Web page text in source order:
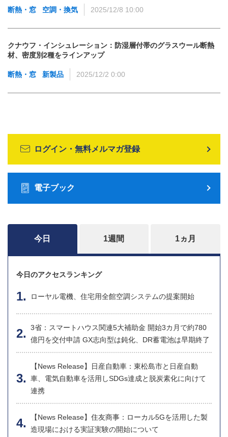
断熱・窓 空調・換気 2025/12/8 10:00
クナウフ・インシュレーション：防湿層付帯のグラスウール断熱
材、密度別2種をラインアップ
断熱・窓 新製品 2025/12/2 0:00
ログイン・無料メルマガ登録
電子ブック
今日 1週間 1ヵ月
今日のアクセスランキング
ローヤル電機、住宅用全館空調システムの提案開始
3省：スマートハウス関連5大補助金 開始3カ月で約780
億円を交付申請 GX志向型は鈍化、DR蓄電池は早期終了
【News Release】日産自動車：東松島市と日産自動
車、電気自動車を活用しSDGs達成と脱炭素化に向けて
連携
【News Release】住友商事：ローカル5Gを活用した製
造現場における実証実験の開始について